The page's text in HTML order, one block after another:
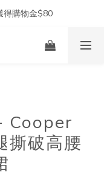
得購物金$80
Cooper
撕破高腰